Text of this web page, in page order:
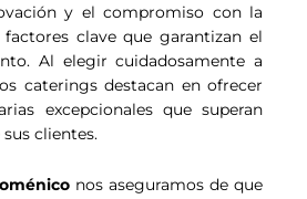
y el compromiso con la
clave que garantizan el
Al elegir cuidadosamente a
caterings destacan en ofrecer
excepcionales que superan
clientes.
nos aseguramos de que